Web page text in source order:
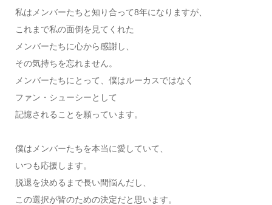
私はメンバーたちと知り合って8年になりますが、
これまで私の面倒を見てくれた
メンバーたちに心から感謝し、
その気持ちを忘れません。
メンバーたちにとって、僕はルーカスではなく
ファン・シューシーとして
記憶されることを願っています。
僕はメンバーたちを本当に愛していて、
いつも応援します。
脱退を決めるまで長い間悩んだし、
この選択が皆のための決定だと思います。